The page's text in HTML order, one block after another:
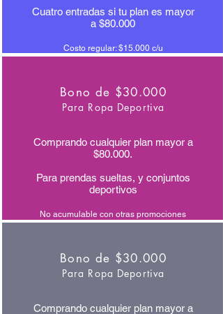
Cuatro entradas si tu plan es mayor
a $80.000
Costo regular: $15.000 c/u
Bono de $30.000
Para Ropa Deportiva
Comprando cualquier plan mayor a
$80.000.
Para prendas sueltas, y conjuntos
deportivos
No acumulable con otras promociones
Bono de $30.000
Para Ropa Deportiva
Comprando cualquier plan mayor a